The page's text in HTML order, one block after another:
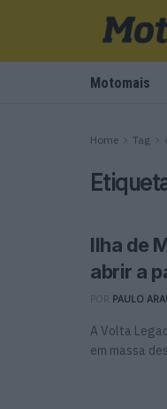
Motomais
Home Tag
Ilha de
abrir a
PAULO
A Volta
em massa